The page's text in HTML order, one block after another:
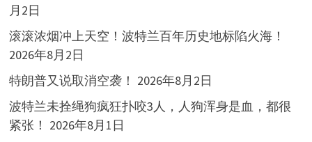
月2日
滚滚浓烟冲上天空！波特兰百年历史地标陷火海！
2026年8月2日
特朗普又说取消空袭！ 2026年8月2日
波特兰未拴绳狗疯狂扑咬3人，人狗浑身是血，都很
紧张！ 2026年8月1日